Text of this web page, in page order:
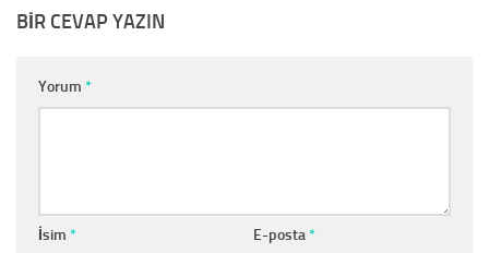
BIR CEVAP YAZIN
Yorum *
İsim * E-posta*